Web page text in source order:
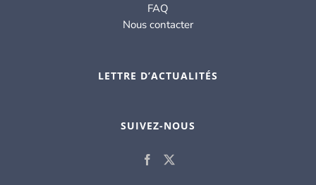
FAQ
Nous contacter
LETTRE D’ACTUALITÉS
SUIVEZ-NOUS